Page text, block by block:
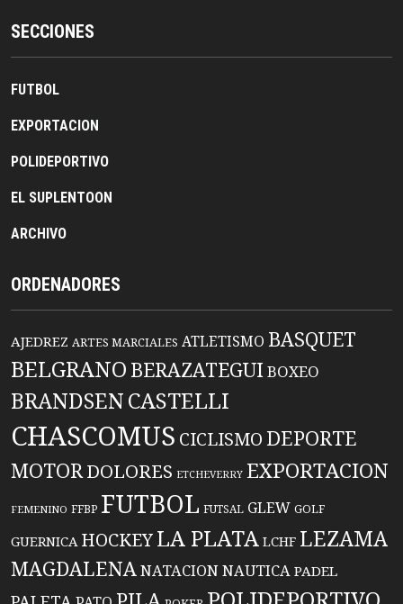
SECCIONES
FUTBOL
EXPORTACION
POLIDEPORTIVO
EL SUPLENTOON
ARCHIVO
ORDENADORES
AJEDREZ ARTES MARCIALES ATLETISMO BASQUET
BELGRANO BERAZATEGUIBOXEO
BRANDSENCASTELLI
CHASCOMUS CICLISMO DEPORTE
MOTORDOLORES ETCHEVERRY EXPORTACION
FEMENINO FFBP FUTBOL FUTSAL GLEW GOLF
GUERNICA HOCKEYLA PLATA LCHF LEZAMA
MAGDALENANATACIONNAUTICA PADEL